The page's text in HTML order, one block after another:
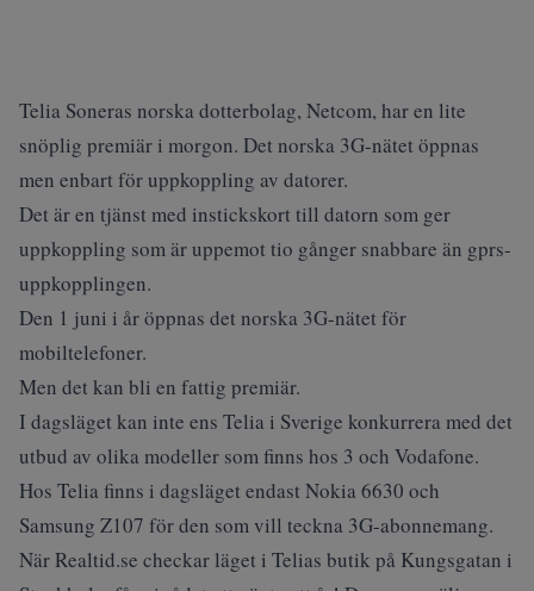
Telia Soneras norska dotterbolag, Netcom, har en lite
snöplig premiär i morgon. Det norska 3G-nätet öppnas
men enbart för uppkoppling av datorer.
Det är en tjänst med instickskort till datorn som ger
uppkoppling som är uppemot tio gånger snabbare än gprs-
uppkopplingen.
Den 1 juni i år öppnas det norska 3G-nätet för
mobiltelefoner.
Men det kan bli en fattig premiär.
I dagsläget kan inte ens Telia i Sverige konkurrera med det
utbud av olika modeller som finns hos 3 och Vodafone.
Hos Telia finns i dagsläget endast Nokia 6630 och
Samsung Z107 för den som vill teckna 3G-abonnemang.
När Realtid.se checkar läget i Telias butik på Kungsgatan i